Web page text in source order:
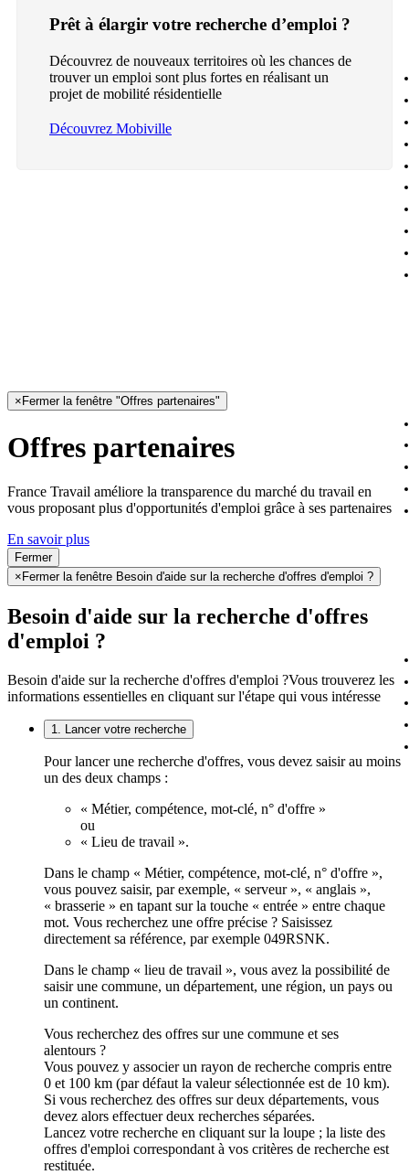
Prêt à élargir votre recherche d’emploi ?
Découvrez de nouveaux territoires où les chances de
trouver un emploi sont plus fortes en réalisant un
projet de mobilité résidentielle
Découvrez Mobiville
× Fermer la fenêtre "Offres partenaires"
Offres partenaires
France Travail améliore la transparence du marché du travail en
vous proposant plus d'opportunités d'emploi grâce à ses partenaires
En savoir plus
Fermer
× Fermer la fenêtre Besoin d'aide sur la recherche d'offres d'emploi ?
Besoin d'aide sur la recherche d'offres
d'emploi ?
Besoin d'aide sur la recherche d'offres d'emploi ?Vous trouverez les
informations essentielles en cliquant sur l'étape qui vous intéresse
1. Lancer votre recherche
Pour lancer une recherche d'offres, vous devez saisir au moins
un des deux champs :
« Métier, compétence, mot-clé, n° d'offre »
ou
« Lieu de travail ».
Dans le champ « Métier, compétence, mot-clé, n° d'offre »,
vous pouvez saisir, par exemple, « serveur », « anglais »,
« brasserie » en tapant sur la touche « entrée » entre chaque
mot. Vous recherchez une offre précise ? Saisissez
directement sa référence, par exemple 049RSNK.
Dans le champ « lieu de travail », vous avez la possibilité de
saisir une commune, un département, une région, un pays ou
un continent.
Vous recherchez des offres sur une commune et ses
alentours ?
Vous pouvez y associer un rayon de recherche compris entre
0 et 100 km (par défaut la valeur sélectionnée est de 10 km).
Si vous recherchez des offres sur deux départements, vous
devez alors effectuer deux recherches séparées.
Lancez votre recherche en cliquant sur la loupe ; la liste des
offres d'emploi correspondant à vos critères de recherche est
restituée.